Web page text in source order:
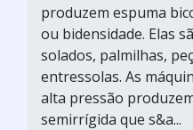
produzem espuma
ou bidensidade. Elas
solados, palmilhas,
entressolas. As
alta pressão
semirrígida que s&a...